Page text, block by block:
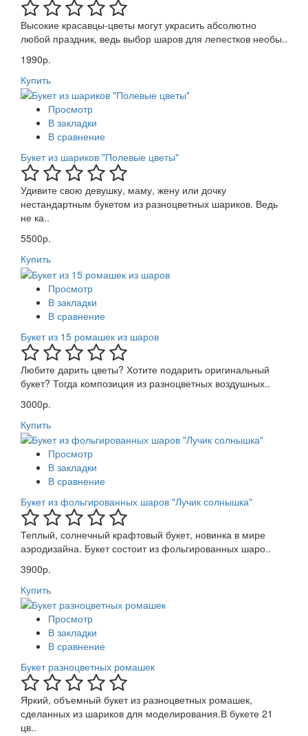
Высокие красавцы-цветы могут украсить абсолютно
любой праздник, ведь выбор шаров для лепестков необы..
1990р.
Купить
Просмотр
В закладки
В сравнение
Букет из шариков "Полевые цветы"
Удивите свою девушку, маму, жену или дочку
нестандартным букетом из разноцветных шариков. Ведь
не ка..
5500р.
Купить
Просмотр
В закладки
В сравнение
Букет из 15 ромашек из шаров
Любите дарить цветы? Хотите подарить оригинальный
букет? Тогда композиция из разноцветных воздушных..
3000р.
Купить
Просмотр
В закладки
В сравнение
Букет из фольгированных шаров "Лучик солнышка"
Теплый, солнечный крафтовый букет, новинка в мире
аэродизайна. Букет состоит из фольгированных шаро..
3900р.
Купить
Просмотр
В закладки
В сравнение
Букет разноцветных ромашек
Яркий, объемный букет из разноцветных ромашек,
сделанных из шариков для моделирования.В букете 21
цв..